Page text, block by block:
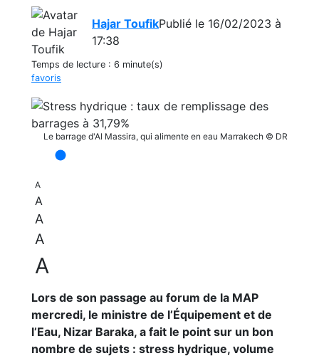
Hajar ToufikPublié le 16/02/2023 à
17:38
Temps de lecture : 6 minute(s)
favoris
Le barrage d'Al Massira, qui alimente en eau Marrakech © DR
A
A
A
A
A
Lors de son passage au forum de la MAP
mercredi, le ministre de l’Équipement et de
l’Eau, Nizar Baraka, a fait le point sur un bon
nombre de sujets : stress hydrique, volume